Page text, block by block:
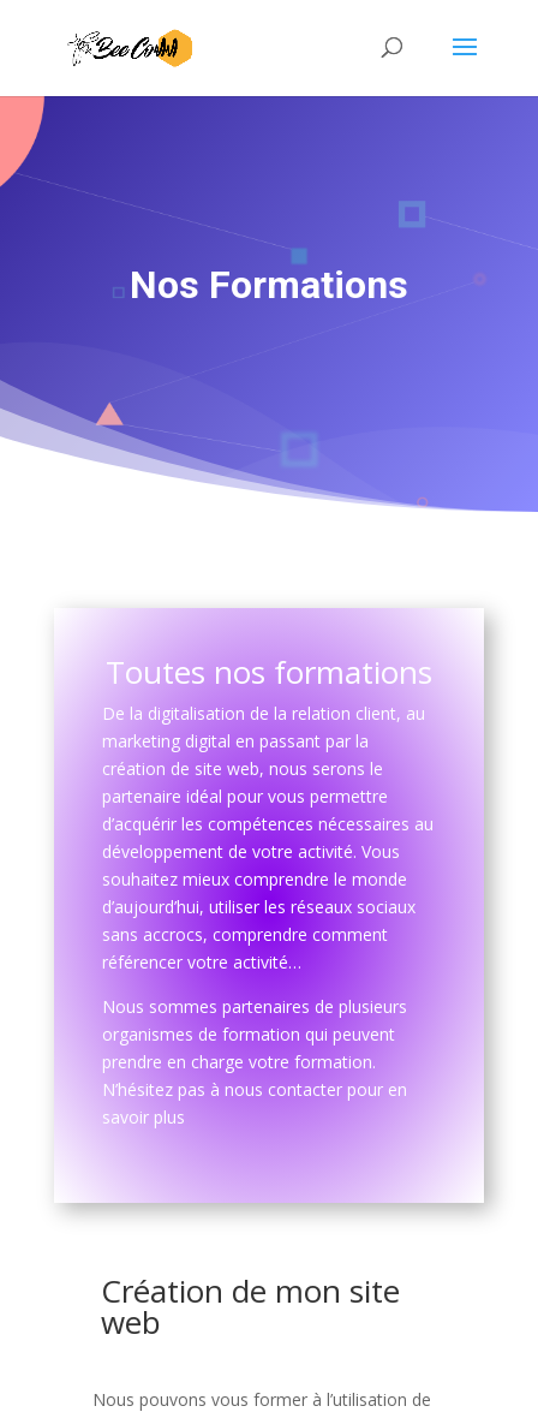
Nos Formations
Toutes nos formations
De la digitalisation de la relation client, au
marketing digital en passant par la
création de site web, nous serons le
partenaire idéal pour vous permettre
d’acquérir les compétences nécessaires au
développement de votre activité. Vous
souhaitez mieux comprendre le monde
d’aujourd’hui, utiliser les réseaux sociaux
sans accrocs, comprendre comment
référencer votre activité…
Nous sommes partenaires de plusieurs
organismes de formation qui peuvent
prendre en charge votre formation.
N’hésitez pas à nous contacter pour en
savoir plus
Création de mon site
web
Nous pouvons vous former à l’utilisation de